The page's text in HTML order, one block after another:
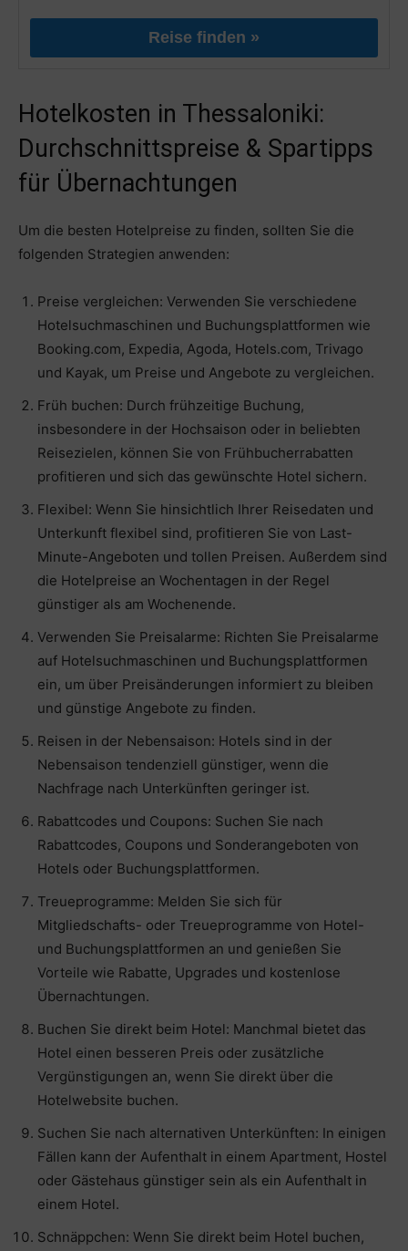
Reise finden »
Hotelkosten in Thessaloniki:
Durchschnittspreise & Spartipps
für Übernachtungen
Um die besten Hotelpreise zu finden, sollten Sie die
folgenden Strategien anwenden:
Preise vergleichen: Verwenden Sie verschiedene
Hotelsuchmaschinen und Buchungsplattformen wie
Booking.com, Expedia, Agoda, Hotels.com, Trivago
und Kayak, um Preise und Angebote zu vergleichen.
Früh buchen: Durch frühzeitige Buchung,
insbesondere in der Hochsaison oder in beliebten
Reisezielen, können Sie von Frühbucherrabatten
profitieren und sich das gewünschte Hotel sichern.
Flexibel: Wenn Sie hinsichtlich Ihrer Reisedaten und
Unterkunft flexibel sind, profitieren Sie von Last-
Minute-Angeboten und tollen Preisen. Außerdem sind
die Hotelpreise an Wochentagen in der Regel
günstiger als am Wochenende.
Verwenden Sie Preisalarme: Richten Sie Preisalarme
auf Hotelsuchmaschinen und Buchungsplattformen
ein, um über Preisänderungen informiert zu bleiben
und günstige Angebote zu finden.
Reisen in der Nebensaison: Hotels sind in der
Nebensaison tendenziell günstiger, wenn die
Nachfrage nach Unterkünften geringer ist.
Rabattcodes und Coupons: Suchen Sie nach
Rabattcodes, Coupons und Sonderangeboten von
Hotels oder Buchungsplattformen.
Treueprogramme: Melden Sie sich für
Mitgliedschafts- oder Treueprogramme von Hotel-
und Buchungsplattformen an und genießen Sie
Vorteile wie Rabatte, Upgrades und kostenlose
Übernachtungen.
Buchen Sie direkt beim Hotel: Manchmal bietet das
Hotel einen besseren Preis oder zusätzliche
Vergünstigungen an, wenn Sie direkt über die
Hotelwebsite buchen.
Suchen Sie nach alternativen Unterkünften: In einigen
Fällen kann der Aufenthalt in einem Apartment, Hostel
oder Gästehaus günstiger sein als ein Aufenthalt in
einem Hotel.
Schnäppchen: Wenn Sie direkt beim Hotel buchen,